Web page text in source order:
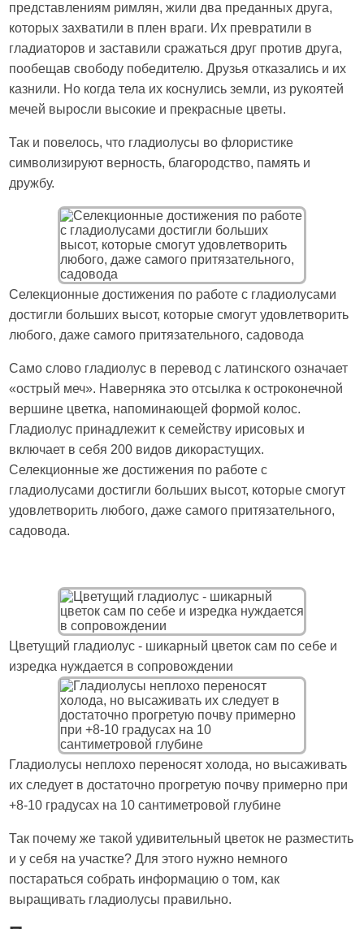
представлениям римлян, жили два преданных друга,
которых захватили в плен враги. Их превратили в
гладиаторов и заставили сражаться друг против друга,
пообещав свободу победителю. Друзья отказались и их
казнили. Но когда тела их коснулись земли, из рукоятей
мечей выросли высокие и прекрасные цветы.
Так и повелось, что гладиолусы во флористике
символизируют верность, благородство, память и
дружбу.
Селекционные достижения по работе с гладиолусами
достигли больших высот, которые смогут удовлетворить
любого, даже самого притязательного, садовода
Само слово гладиолус в перевод с латинского означает
«острый меч». Наверняка это отсылка к остроконечной
вершине цветка, напоминающей формой колос.
Гладиолус принадлежит к семейству ирисовых и
включает в себя 200 видов дикорастущих.
Селекционные же достижения по работе с
гладиолусами достигли больших высот, которые смогут
удовлетворить любого, даже самого притязательного,
садовода.
Цветущий гладиолус - шикарный цветок сам по себе и
изредка нуждается в сопровождении
Гладиолусы неплохо переносят холода, но высаживать
их следует в достаточно прогретую почву примерно при
+8-10 градусах на 10 сантиметровой глубине
Так почему же такой удивительный цветок не разместить
и у себя на участке? Для этого нужно немного
постараться собрать информацию о том, как
выращивать гладиолусы правильно.